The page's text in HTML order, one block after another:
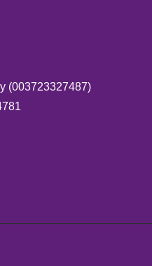
(003723327487)